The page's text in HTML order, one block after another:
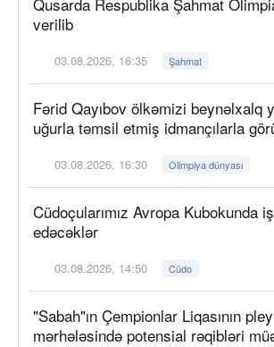
verilib
03.08.2026, 16:35 Şahmat
Fərid Qayıbov ölkəmizi beynəlxalq
uğurla təmsil etmiş idmançılarla
03.08.2026, 16:30 Olimpiya dünyası
Cüdoçularımız Avropa Kubokunda
edəcəklər
03.08.2026, 14:50 Cüdo
"Sabah"ın Çempionlar Liqasının
mərhələsində potensial rəqibləri